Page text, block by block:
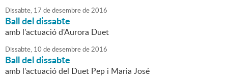
Dissabte, 17 dedesembrede2016
Ball del dissabte
amb l'actuació d'Aurora Duet
Dissabte, 10 dedesembrede2016
Ball del dissabte
amb l'actuació del Duet Pep i Maria José